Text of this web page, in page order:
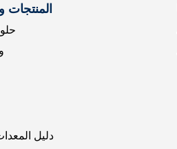
المنتجات
دليل